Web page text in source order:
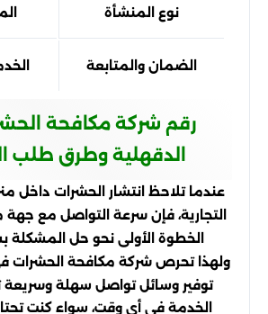
نوع المنشأة
الضمان والمتابعة
رقم شركة مكافحة
الدقهلية وطرق طلب
عندما تلاحظ انتشار الحشرات داخل
التجارية، فإن سرعة التواصل مع
الخطوة الأولى نحو حل
ولهذا تحرص شركة مكافحة الحشرات
توفير وسائل تواصل سهلة
الخدمة في أي وقت، سواء كنت